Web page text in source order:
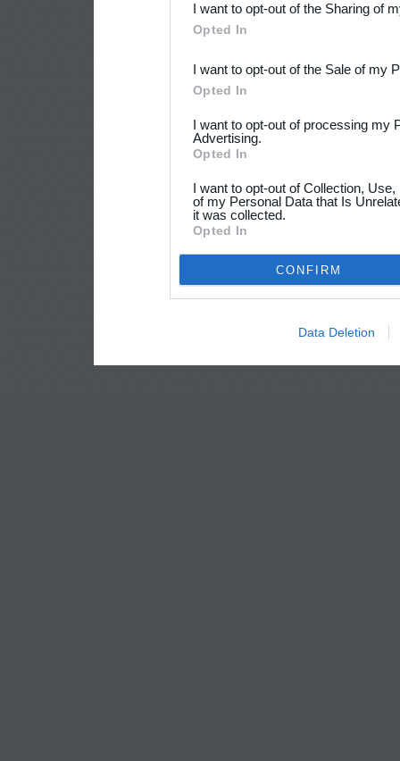
Downstream Participants
third parties.
I want to opt-out of the Sharing of
Opted In
I want to opt-out of the Sale of my
Opted In
I want to opt-out of processing my
Advertising.
Opted In
I want to opt-out of Collection,
of my Personal Data that Is
it was collected.
Opted In
CONFIRM
Data Deletion